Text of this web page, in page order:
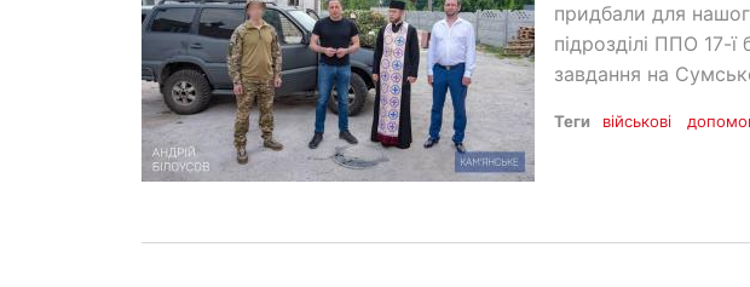
придбали для
підрозділі ППО 17-
завдання на
Теги військові